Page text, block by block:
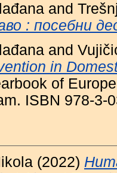
and
: посебни
and
in
of
ISBN 978-3-
(2022)